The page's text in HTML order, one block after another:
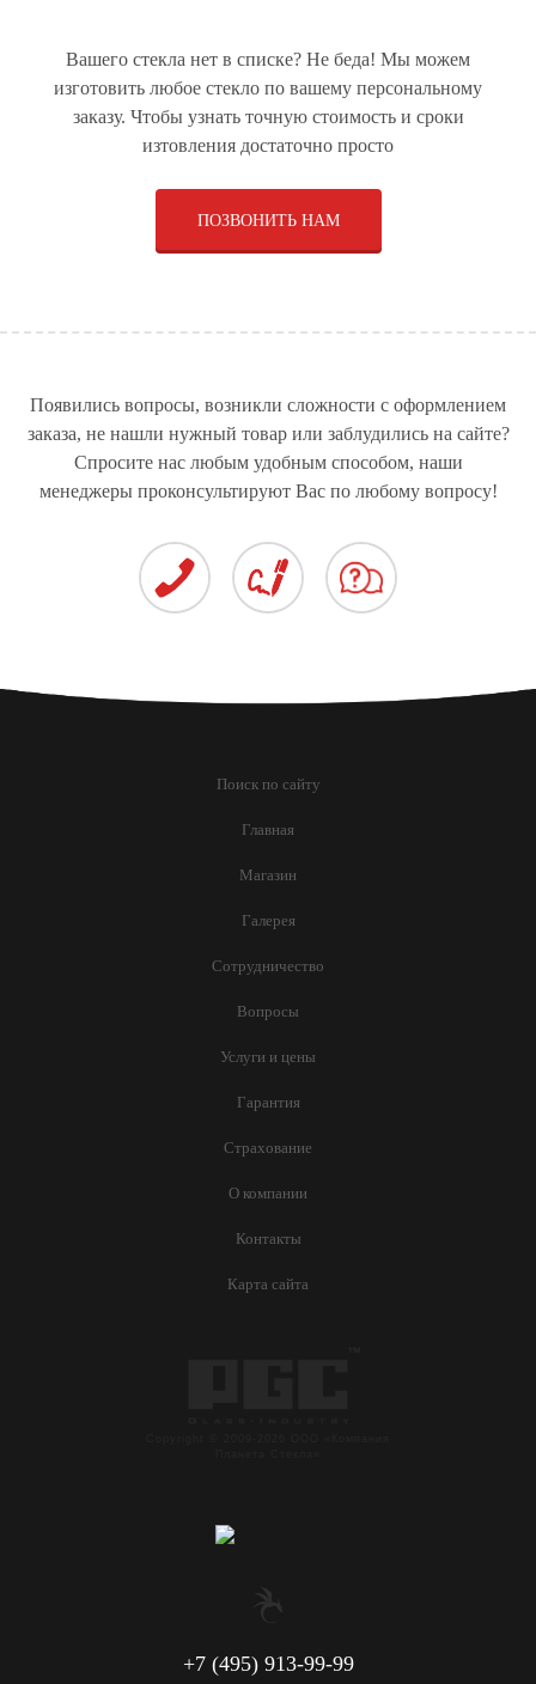
РУЛЕВЫЕ РЕЙКИ ДЛЯ
ЛЕГКОВЫХ
АВТОМОБИЛЕЙ
ЛЕГКОВЫХ
СТЁКЛА ДЛЯ
АВТОМОБИЛЕЙ
РАСХОДНЫЕ
Вашего стекла нет в списке? Не беда! Мы можем
изготовить любое стекло по вашему персональному
заказу. Чтобы узнать точную стоимость и сроки
изтовления достаточно просто
ПОЗВОНИТЬ НАМ
Появились вопросы, возникли сложности с оформлением
заказа, не нашли нужный товар или заблудились на сайте?
Спросите нас любым удобным способом, наши
менеджеры проконсультируют Вас по любому вопросу!
Поиск по сайту
Главная
Магазин
Галерея
Сотрудничество
Вопросы
Услуги и цены
Гарантия
Страхование
О компании
Контакты
Карта сайта
+7 (495) 913-99-99